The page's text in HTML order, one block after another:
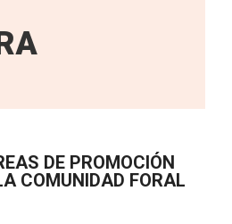
DE PROMOCIÓN
COMUNIDAD FORAL